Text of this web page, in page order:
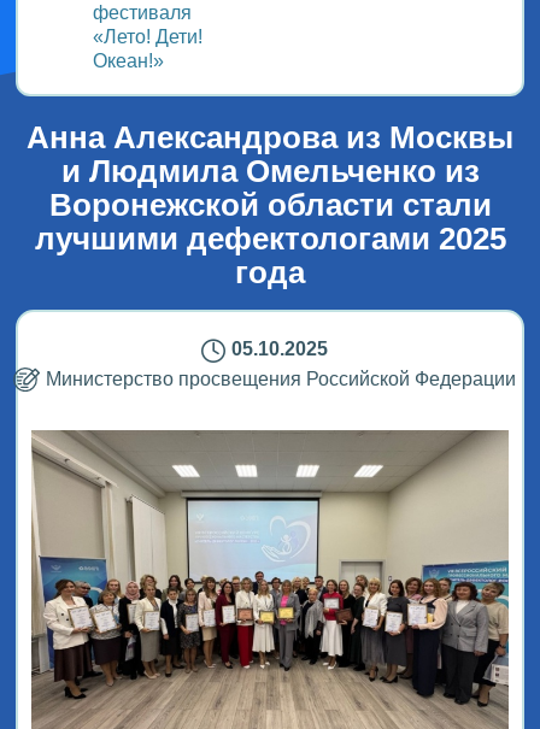
фестиваля
«Лето! Дети!
Океан!»
Анна Александрова из Москвы
и Людмила Омельченко из
Воронежской области стали
лучшими дефектологами 2025
года
05.10.2025
Министерство просвещения Российской Федерации